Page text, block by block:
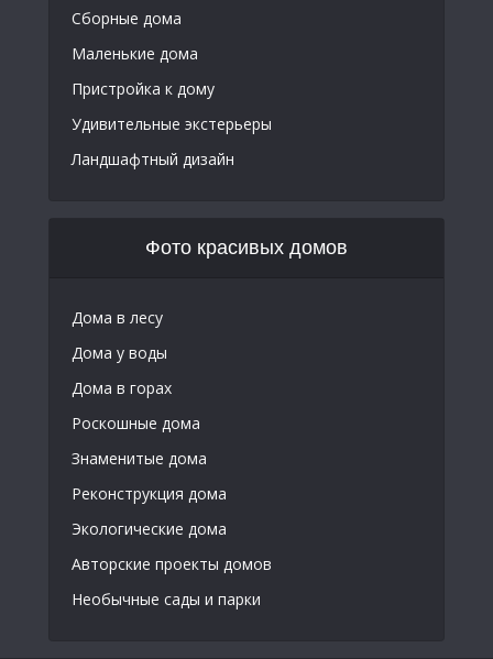
Сборные дома
Маленькие дома
Пристройка к дому
Удивительные экстерьеры
Ландшафтный дизайн
Фото красивых домов
Дома в лесу
Дома у воды
Дома в горах
Роскошные дома
Знаменитые дома
Реконструкция дома
Экологические дома
Авторские проекты домов
Необычные сады и парки